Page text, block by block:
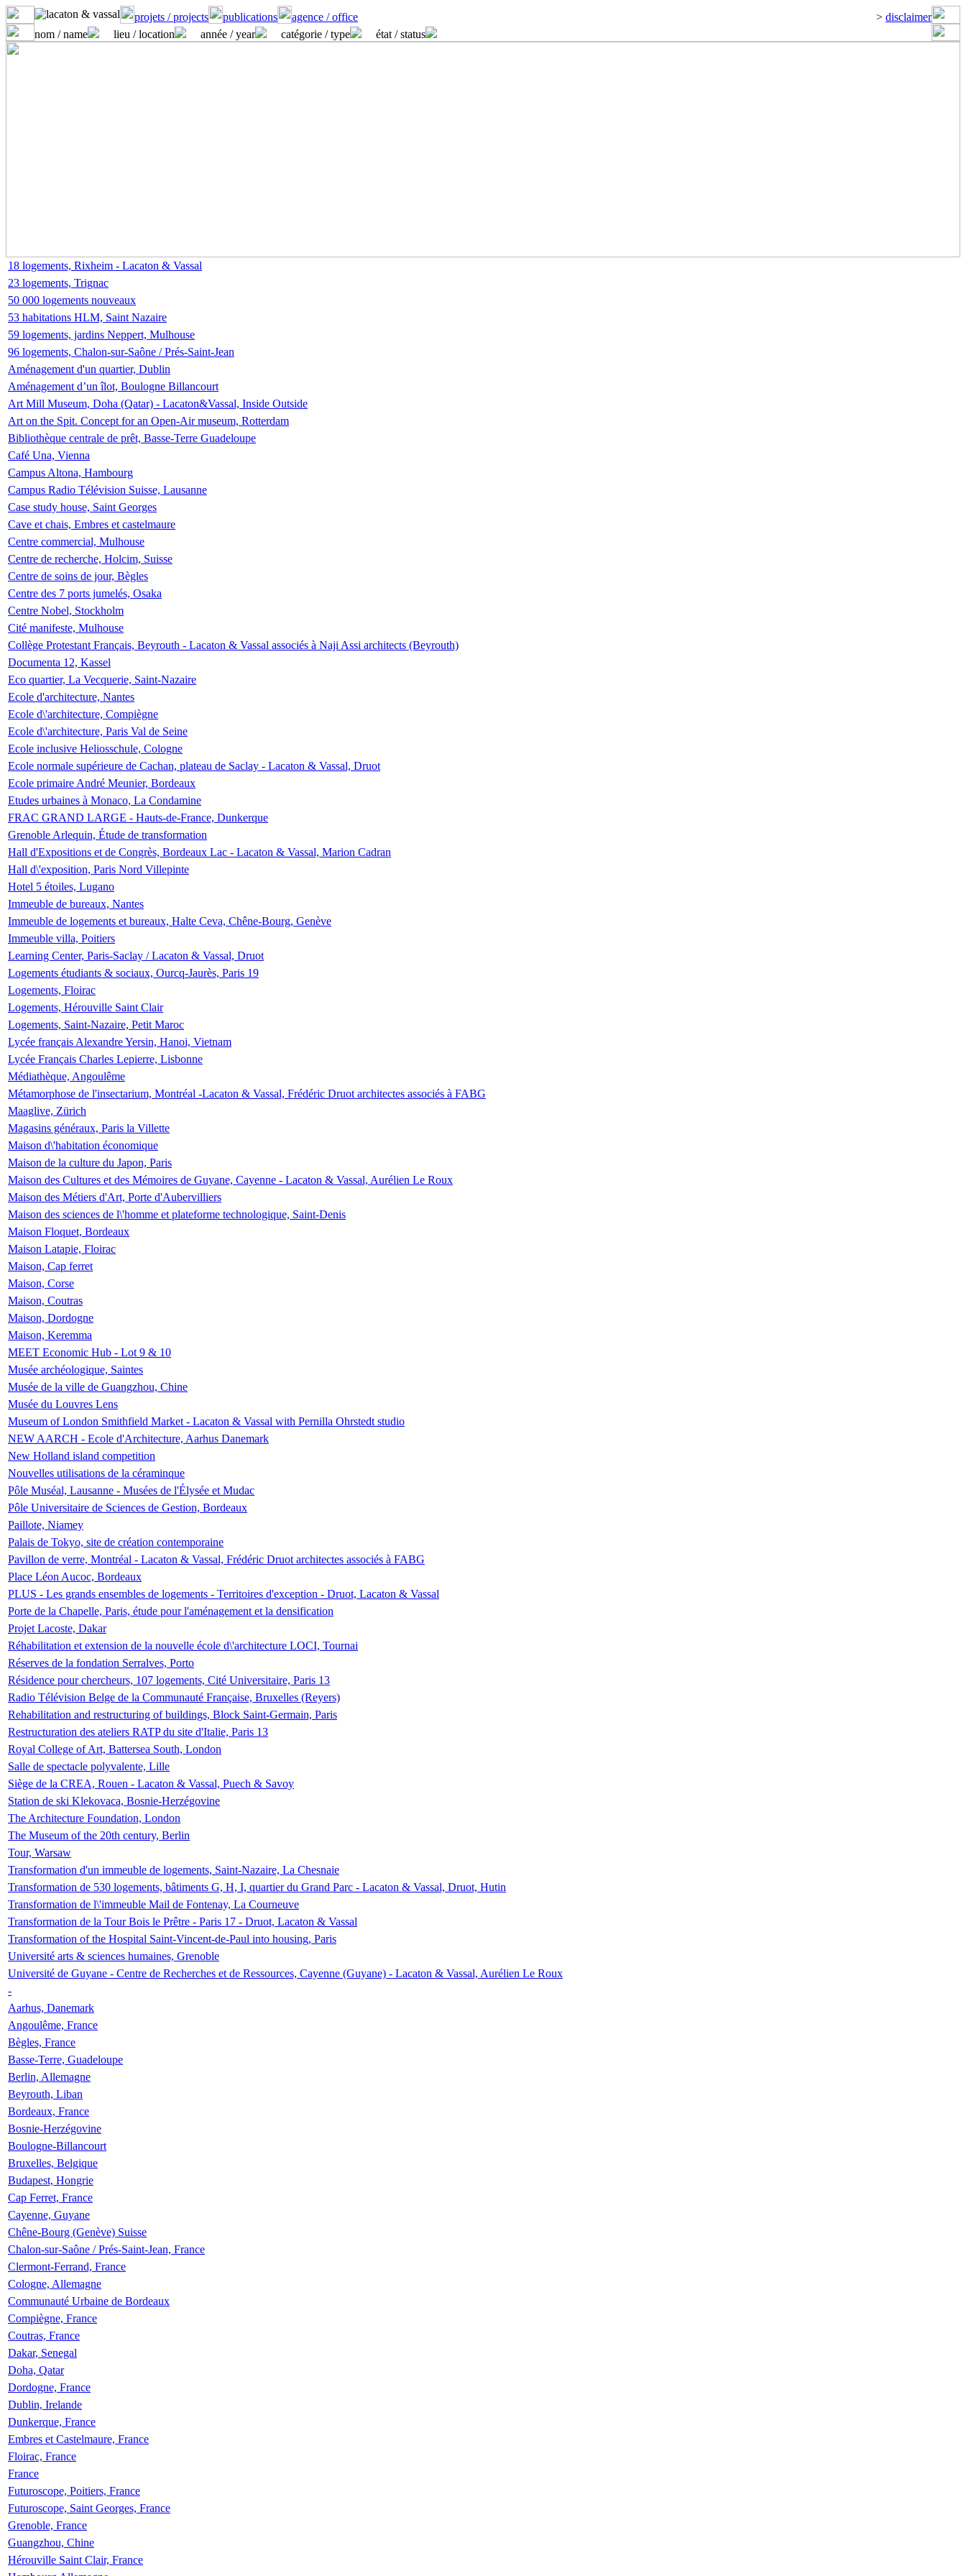
projets / projects publications agence / office > disclaimer
nom / name
lieu / location année / year catégorie / type état / status
18 logements, Rixheim - Lacaton & Vassal
23 logements, Trignac
50 000 logements nouveaux
53 habitations HLM, Saint Nazaire
59 logements, jardins Neppert, Mulhouse
96 logements, Chalon-sur-Saône / Prés-Saint-Jean
Aménagement d'un quartier, Dublin
Aménagement d’un îlot, Boulogne Billancourt
Art Mill Museum, Doha (Qatar) - Lacaton&Vassal, Inside Outside
Art on the Spit. Concept for an Open-Air museum, Rotterdam
Bibliothèque centrale de prêt, Basse-Terre Guadeloupe
Café Una, Vienna
Campus Altona, Hambourg
Campus Radio Télévision Suisse, Lausanne
Case study house, Saint Georges
Cave et chais, Embres et castelmaure
Centre commercial, Mulhouse
Centre de recherche, Holcim, Suisse
Centre de soins de jour, Bègles
Centre des 7 ports jumelés, Osaka
Centre Nobel, Stockholm
Cité manifeste, Mulhouse
Collège Protestant Français, Beyrouth - Lacaton & Vassal associés à Naji Assi architects (Beyrouth)
Documenta 12, Kassel
Eco quartier, La Vecquerie, Saint-Nazaire
Ecole d'architecture, Nantes
Ecole d\'architecture, Compiègne
Ecole d\'architecture, Paris Val de Seine
Ecole inclusive Heliosschule, Cologne
Ecole normale supérieure de Cachan, plateau de Saclay - Lacaton & Vassal, Druot
Ecole primaire André Meunier, Bordeaux
Etudes urbaines à Monaco, La Condamine
FRAC GRAND LARGE - Hauts-de-France, Dunkerque
Grenoble Arlequin, Étude de transformation
Hall d'Expositions et de Congrès, Bordeaux Lac - Lacaton & Vassal, Marion Cadran
Hall d\'exposition, Paris Nord Villepinte
Hotel 5 étoiles, Lugano
Immeuble de bureaux, Nantes
Immeuble de logements et bureaux, Halte Ceva, Chêne-Bourg, Genève
Immeuble villa, Poitiers
Learning Center, Paris-Saclay / Lacaton & Vassal, Druot
Logements étudiants & sociaux, Ourcq-Jaurès, Paris 19
Logements, Floirac
Logements, Hérouville Saint Clair
Logements, Saint-Nazaire, Petit Maroc
Lycée français Alexandre Yersin, Hanoi, Vietnam
Lycée Français Charles Lepierre, Lisbonne
Médiathèque, Angoulême
Métamorphose de l'insectarium, Montréal -Lacaton & Vassal, Frédéric Druot architectes associés à FABG
Maaglive, Zürich
Magasins généraux, Paris la Villette
Maison d\'habitation économique
Maison de la culture du Japon, Paris
Maison des Cultures et des Mémoires de Guyane, Cayenne - Lacaton & Vassal, Aurélien Le Roux
Maison des Métiers d'Art, Porte d'Aubervilliers
Maison des sciences de l\'homme et plateforme technologique, Saint-Denis
Maison Floquet, Bordeaux
Maison Latapie, Floirac
Maison, Cap ferret
Maison, Corse
Maison, Coutras
Maison, Dordogne
Maison, Keremma
MEET Economic Hub - Lot 9 & 10
Musée archéologique, Saintes
Musée de la ville de Guangzhou, Chine
Musée du Louvres Lens
Museum of London Smithfield Market - Lacaton & Vassal with Pernilla Ohrstedt studio
NEW AARCH - Ecole d'Architecture, Aarhus Danemark
New Holland island competition
Nouvelles utilisations de la céraminque
Pôle Muséal, Lausanne - Musées de l'Élysée et Mudac
Pôle Universitaire de Sciences de Gestion, Bordeaux
Paillote, Niamey
Palais de Tokyo, site de création contemporaine
Pavillon de verre, Montréal - Lacaton & Vassal, Frédéric Druot architectes associés à FABG
Place Léon Aucoc, Bordeaux
PLUS - Les grands ensembles de logements - Territoires d'exception - Druot, Lacaton & Vassal
Porte de la Chapelle, Paris, étude pour l'aménagement et la densification
Projet Lacoste, Dakar
Réhabilitation et extension de la nouvelle école d\'architecture LOCI, Tournai
Réserves de la fondation Serralves, Porto
Résidence pour chercheurs, 107 logements, Cité Universitaire, Paris 13
Radio Télévision Belge de la Communauté Française, Bruxelles (Reyers)
Rehabilitation and restructuring of buildings, Block Saint-Germain, Paris
Restructuration des ateliers RATP du site d'Italie, Paris 13
Royal College of Art, Battersea South, London
Salle de spectacle polyvalente, Lille
Siège de la CREA, Rouen - Lacaton & Vassal, Puech & Savoy
Station de ski Klekovaca, Bosnie-Herzégovine
The Architecture Foundation, London
The Museum of the 20th century, Berlin
Tour, Warsaw
Transformation d'un immeuble de logements, Saint-Nazaire, La Chesnaie
Transformation de 530 logements, bâtiments G, H, I, quartier du Grand Parc - Lacaton & Vassal, Druot, Hutin
Transformation de l\'immeuble Mail de Fontenay, La Courneuve
Transformation de la Tour Bois le Prêtre - Paris 17 - Druot, Lacaton & Vassal
Transformation of the Hospital Saint-Vincent-de-Paul into housing, Paris
Université arts & sciences humaines, Grenoble
Université de Guyane - Centre de Recherches et de Ressources, Cayenne (Guyane) - Lacaton & Vassal, Aurélien Le Roux
-
Aarhus, Danemark
Angoulême, France
Bègles, France
Basse-Terre, Guadeloupe
Berlin, Allemagne
Beyrouth, Liban
Bordeaux, France
Bosnie-Herzégovine
Boulogne-Billancourt
Bruxelles, Belgique
Budapest, Hongrie
Cap Ferret, France
Cayenne, Guyane
Chêne-Bourg (Genève) Suisse
Chalon-sur-Saône / Prés-Saint-Jean, France
Clermont-Ferrand, France
Cologne, Allemagne
Communauté Urbaine de Bordeaux
Compiègne, France
Coutras, France
Dakar, Senegal
Doha, Qatar
Dordogne, France
Dublin, Irelande
Dunkerque, France
Embres et Castelmaure, France
Floirac, France
France
Futuroscope, Poitiers, France
Futuroscope, Saint Georges, France
Grenoble, France
Guangzhou, Chine
Hérouville Saint Clair, France